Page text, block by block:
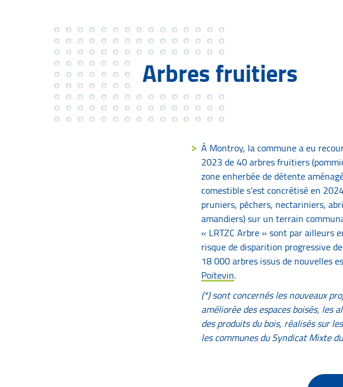
Arbres fruitiers
À Montroy, la commune a eu
2023 de 40 arbres fruitiers
zone enherbée de détente
comestible s’est concrétisé en
pruniers, pêchers, nectariniers,
amandiers) sur un terrain
« LRTZC Arbre » sont par ailleurs
risque de disparition progressive
18 000 arbres issus de nouvelles
Poitevin.
(*) sont concernés les nouveaux
améliorée des espaces boisés, les
des produits du bois, réalisés sur
les communes du Syndicat Mixte